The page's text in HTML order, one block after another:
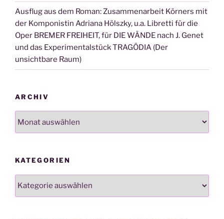
Ausflug aus dem Roman: Zusammenarbeit Körners mit
der Komponistin Adriana Hölszky, u.a. Libretti für die
Oper BREMER FREIHEIT, für DIE WÄNDE nach J. Genet
und das Experimentalstück TRAGÖDIA (Der
unsichtbare Raum)
ARCHIV
KATEGORIEN